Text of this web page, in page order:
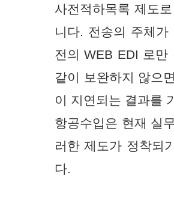
사전적하목록 제도
니다. 전송의 주체
전의 WEB EDI 로만
같이 보완하지 않으
이 지연되는 결과를
항공수입은 현재 실
러한 제도가 정착되
다.